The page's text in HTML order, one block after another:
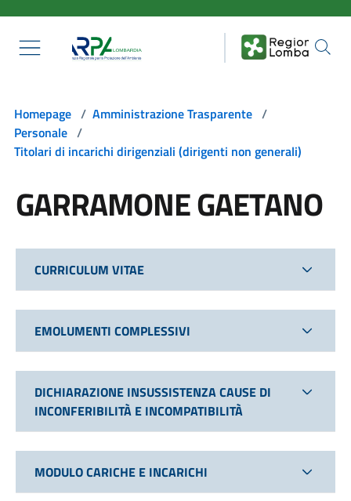
Homepage / Amministrazione Trasparente /
Personale /
Titolari di incarichi dirigenziali (dirigenti non generali)
GARRAMONE GAETANO
CURRICULUM VITAE
EMOLUMENTI COMPLESSIVI
DICHIARAZIONE INSUSSISTENZA CAUSE DI
INCONFERIBILITÀ E INCOMPATIBILITÀ
MODULO CARICHE E INCARICHI